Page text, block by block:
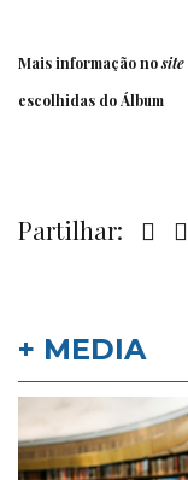
Mais informação nosite
escolhidas do Álbum
Partilhar:
+ MEDIA